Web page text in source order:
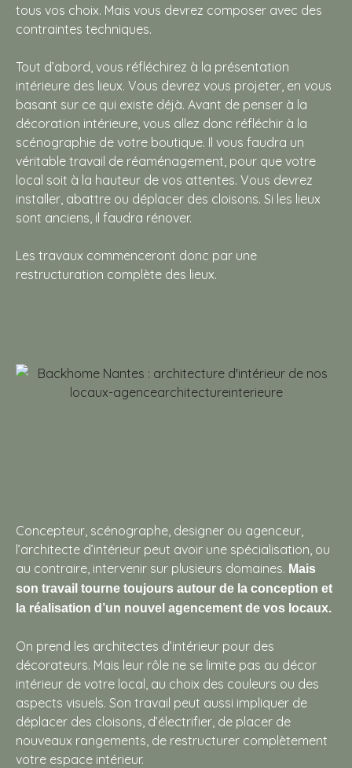
tous vos choix. Mais vous devrez composer avec des
contraintes techniques.
Tout d’abord, vous réfléchirez à la présentation
intérieure des lieux. Vous devrez vous projeter, en vous
basant sur ce qui existe déjà. Avant de penser à la
décoration intérieure, vous allez donc réfléchir à la
scénographie de votre boutique. Il vous faudra un
véritable travail de réaménagement, pour que votre
local soit à la hauteur de vos attentes. Vous devrez
installer, abattre ou déplacer des cloisons. Si les lieux
sont anciens, il faudra rénover.
Les travaux commenceront donc par une
restructuration complète des lieux.
Concepteur, scénographe, designer ou agenceur,
l’architecte d’intérieur peut avoir une spécialisation, ou
au contraire, intervenir sur plusieurs domaines. Mais
son travail tourne toujours autour de la conception et
la réalisation d’un nouvel agencement de vos locaux.
On prend les architectes d’intérieur pour des
décorateurs. Mais leur rôle ne se limite pas au décor
intérieur de votre local, au choix des couleurs ou des
aspects visuels. Son travail peut aussi impliquer de
déplacer des cloisons, d’électrifier, de placer de
nouveaux rangements, de restructurer complètement
votre espace intérieur.